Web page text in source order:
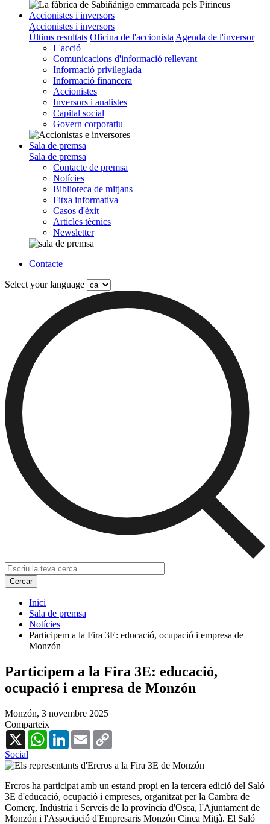
Accionistes i inversors
Accionistes i inversors
Últims resultats Oficina de l'accionista Agenda de l'inversor
L'acció
Comunicacions d'informació rellevant
Informació privilegiada
Informació financera
Accionistes
Inversors i analistes
Capital social
Govern corporatiu
Sala de premsa
Sala de premsa
Contacte de premsa
Notícies
Biblioteca de mitjans
Fitxa informativa
Casos d'èxit
Articles tècnics
Newsletter
Contacte
Select your language
Inici
Sala de premsa
Notícies
Participem a la Fira 3E: educació, ocupació i empresa de
Monzón
Participem a la Fira 3E: educació,
ocupació i empresa de Monzón
Monzón, 3 novembre 2025
Comparteix
X
WhatsAppLinkedInEmail
Social
Ercros ha participat amb un estand propi en la tercera edició del Saló
3E d'educació, ocupació i empreses, organitzat per la Cambra de
Comerç, Indústria i Serveis de la província d'Osca, l'Ajuntament de
Monzón i l'Associació d'Empresaris Monzón Cinca Mitjà. El Saló